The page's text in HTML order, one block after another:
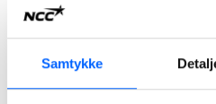
Samtykke
dokumentene du ønsker.
Lenken tar deg til arkivet for